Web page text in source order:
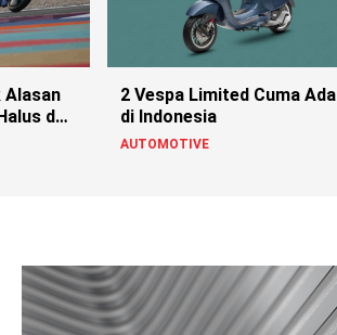
Alasan
dan
2 Vespa Limited Cuma Ada
di Indonesia
AUTOMOTIVE